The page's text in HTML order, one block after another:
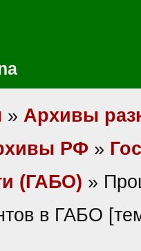
» Архивы
РФ »
(ГАБО) »
в ГАБО